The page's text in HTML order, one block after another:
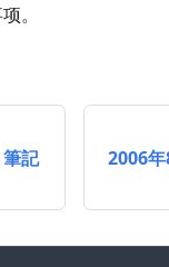
。
記
2006